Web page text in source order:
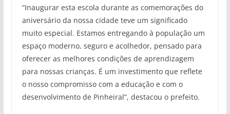
“Inaugurar esta escola durante as comemorações do
aniversário da nossa cidade teve um significado
muito especial. Estamos entregando à população um
espaço moderno, seguro e acolhedor, pensado para
oferecer as melhores condições de aprendizagem
para nossas crianças. É um investimento que reflete
o nosso compromisso com a educação e com o
desenvolvimento de Pinheiral”, destacou o prefeito.